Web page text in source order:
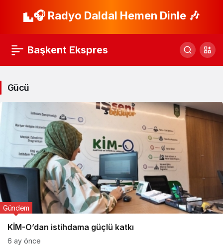
🎧 Radyo Daldal Hemen Dinle 🎶
Başkent Ekspres
Gücü
KİM-O’dan istihdama güçlü katkı
Gündem
6 ay önce